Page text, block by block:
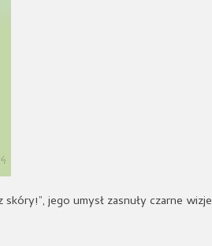
jego umysł zasnuły czarne wizje